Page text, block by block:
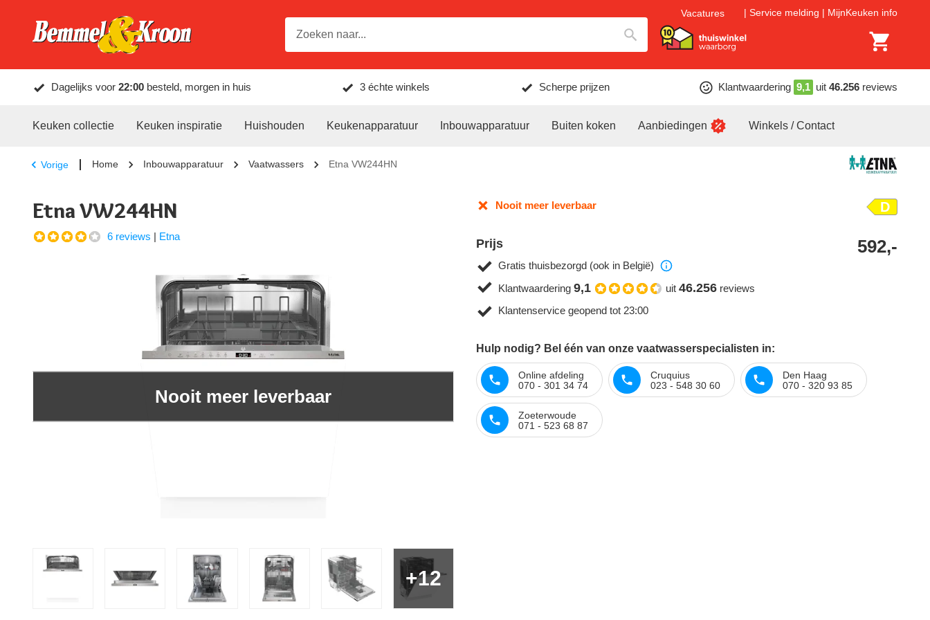
Vacatures Service melding MijnKeuken info
Dagelijks voor 22:00 besteld, morgen in huis 3 échte winkels Scherpe prijzen Klantwaardering 9,1 uit 46.256 reviews
Keuken collectie Keuken inspiratie Huishouden Keukenapparatuur Inbouwapparatuur Buiten koken Aanbiedingen Winkels / Contact
Vorige Home Inbouwapparatuur Vaatwassers Etna VW244HN
Etna VW244HN
6 reviews | Etna
+12
Nooit meer leverbaar
Nooit meer leverbaar D
Prijs 592,-
Gratis thuisbezorgd (ook in België)
Klantwaardering 9,1 uit 46.256 reviews
Klantenservice geopend tot 23:00
Hulp nodig? Bel één van onze vaatwasserspecialisten in:
Online afdeling
070 - 301 34 74
Cruquius
023 - 548 30 60
Den Haag
070 - 320 93 85
Zoeterwoude
071 - 523 68 87